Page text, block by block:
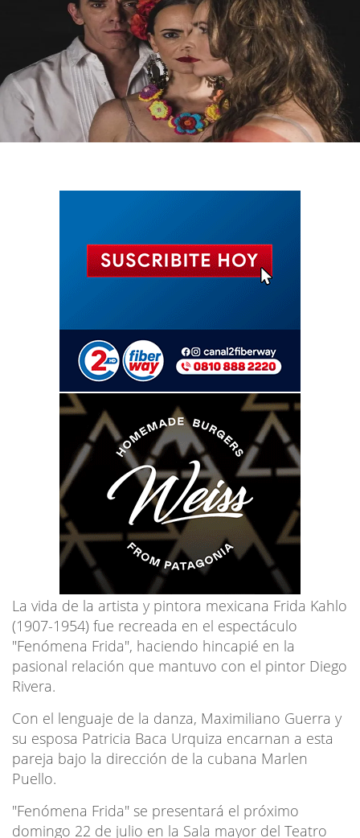
La vida de la artista y pintora mexicana Frida Kahlo
(1907-1954) fue recreada en el espectáculo
"Fenómena Frida", haciendo hincapié en la
pasional relación que mantuvo con el pintor Diego
Rivera.
Con el lenguaje de la danza, Maximiliano Guerra y
su esposa Patricia Baca Urquiza encarnan a esta
pareja bajo la dirección de la cubana Marlen
Puello.
"Fenómena Frida" se presentará el próximo
domingo 22 de julio en la Sala mayor del Teatro